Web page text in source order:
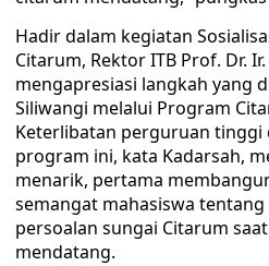
Hadir dalam kegiatan
Citarum, Rektor ITB Prof. Dr.
mengapresiasi langkah yang
Siliwangi melalui Program
Keterlibatan perguruan tinggi
program ini, kata Kadarsah,
menarik, pertama
semangat mahasiswa
persoalan sungai Citarum
mendatang.